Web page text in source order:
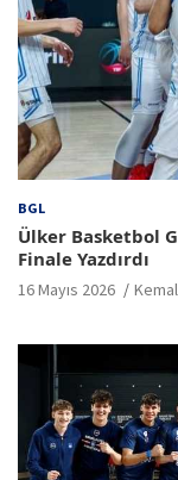
BGL
Ülker Basketbol
Finale Yazdırdı
16 Mayıs 2026